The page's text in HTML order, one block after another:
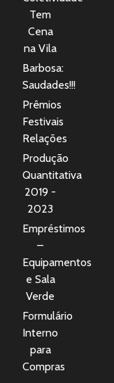
Tem
Cena
na Vila
Barbosa:
Saudades!!!
Prêmios
Festivais
Relações
Produção
Quantitativa
2019 -
2023
Empréstimos
–
Equipamentos
e Sala
Verde
Formulário
Interno
para
Compras